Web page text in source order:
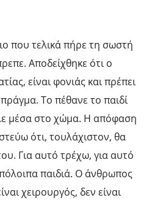
που τελικά πήρε τη σωστή
Αποδείχθηκε ότι ο
είναι φονιάς και πρέπει
Το πέθανε το παιδί
μέσα στο χώμα. Η απόφαση
ότι, τουλάχιστον, θα
Για αυτό τρέχω, για αυτό
παιδιά. Ο άνθρωπος
χειρουργός, δεν είναι